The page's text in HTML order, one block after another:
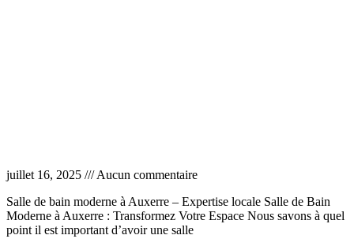
juillet 16, 2025
Aucun commentaire
Salle de bain moderne à Auxerre – Expertise locale Salle de Bain
Moderne à Auxerre : Transformez Votre Espace Nous savons à quel
point il est important d’avoir une salle